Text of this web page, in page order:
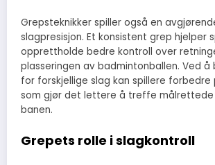
Grepsteknikker spiller også en
slagpresisjon. Et konsistent grep hjelper
opprettholde bedre kontroll over
plasseringen av badmintonballen. Ved å
for forskjellige slag kan spillere forbedre
som gjør det lettere å treffe målrettede
banen.
Grepets rolle i slagkontroll